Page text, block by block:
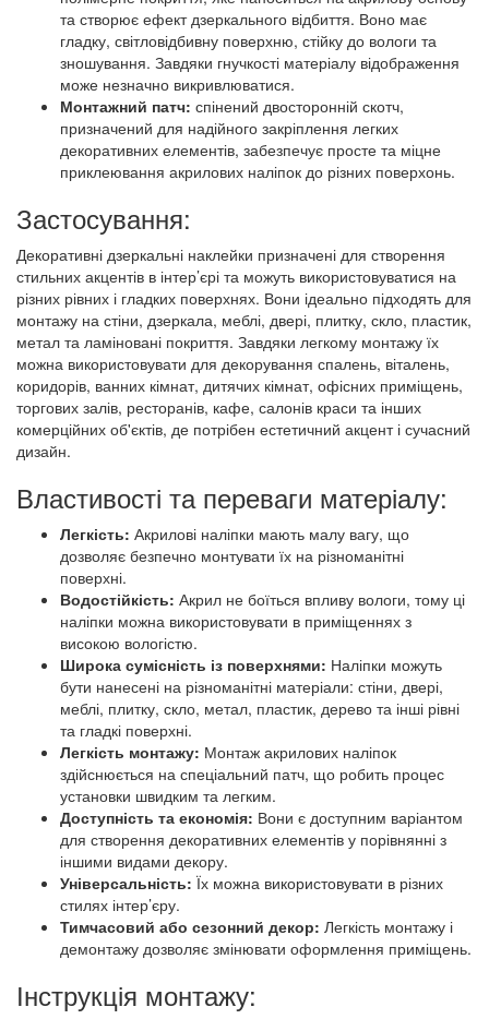
та створює ефект дзеркального відбиття. Воно має
гладку, світловідбивну поверхню, стійку до вологи та
зношування. Завдяки гнучкості матеріалу відображення
може незначно викривлюватися.
Монтажний патч: спінений двосторонній скотч,
призначений для надійного закріплення легких
декоративних елементів, забезпечує просте та міцне
приклеювання акрилових наліпок до різних поверхонь.
Застосування:
Декоративні дзеркальні наклейки призначені для створення
стильних акцентів в інтер’єрі та можуть використовуватися на
різних рівних і гладких поверхнях. Вони ідеально підходять для
монтажу на стіни, дзеркала, меблі, двері, плитку, скло, пластик,
метал та ламіновані покриття. Завдяки легкому монтажу їх
можна використовувати для декорування спалень, віталень,
коридорів, ванних кімнат, дитячих кімнат, офісних приміщень,
торгових залів, ресторанів, кафе, салонів краси та інших
комерційних об'єктів, де потрібен естетичний акцент і сучасний
дизайн.
Властивості та переваги матеріалу:
Легкість: Акрилові наліпки мають малу вагу, що
дозволяє безпечно монтувати їх на різноманітні
поверхні.
Водостійкість: Акрил не боїться впливу вологи, тому ці
наліпки можна використовувати в приміщеннях з
високою вологістю.
Широка сумісність із поверхнями: Наліпки можуть
бути нанесені на різноманітні матеріали: стіни, двері,
меблі, плитку, скло, метал, пластик, дерево та інші рівні
та гладкі поверхні.
Легкість монтажу: Монтаж акрилових наліпок
здійснюється на спеціальний патч, що робить процес
установки швидким та легким.
Доступність та економія: Вони є доступним варіантом
для створення декоративних елементів у порівнянні з
іншими видами декору.
Універсальність: Їх можна використовувати в різних
стилях інтер’єру.
Тимчасовий або сезонний декор: Легкість монтажу і
демонтажу дозволяє змінювати оформлення приміщень.
Інструкція монтажу: